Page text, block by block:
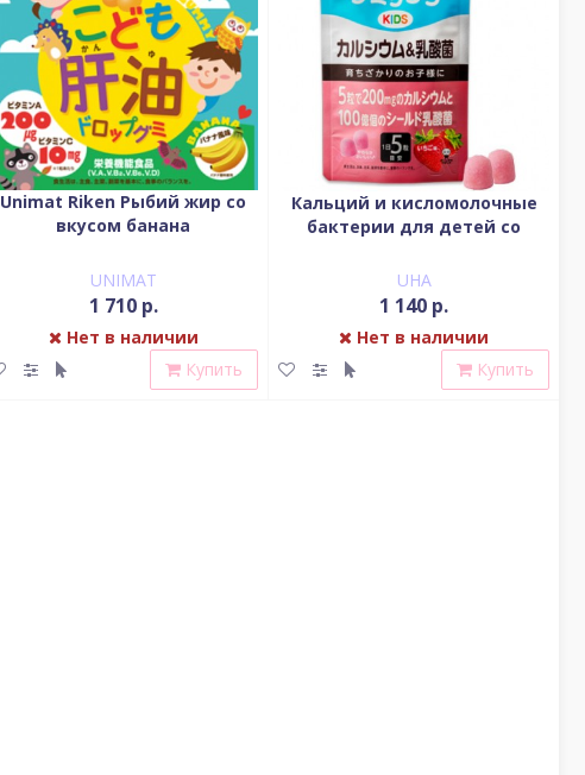
Unimat Riken Рыбий жир со
вкусом банана
UNIMAT
1 710 р.
Нет в наличии
Купить
Кальций и кисломолочные
бактерии для детей со
UHA
1 140 р.
Нет в наличии
Купить